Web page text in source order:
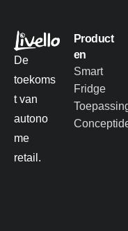
De
toekoms
t van
autono
me
retail.
Product
en
Smart
Fridge